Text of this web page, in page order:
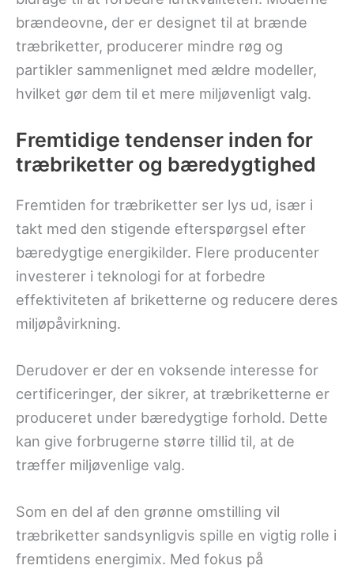
brændeovne, der er designet til at brænde
træbriketter, producerer mindre røg og
partikler sammenlignet med ældre modeller,
hvilket gør dem til et mere miljøvenligt valg.
Fremtidige tendenser inden for
træbriketter og bæredygtighed
Fremtiden for træbriketter ser lys ud, især i
takt med den stigende efterspørgsel efter
bæredygtige energikilder. Flere producenter
investerer i teknologi for at forbedre
effektiviteten af briketterne og reducere deres
miljøpåvirkning.
Derudover er der en voksende interesse for
certificeringer, der sikrer, at træbriketterne er
produceret under bæredygtige forhold. Dette
kan give forbrugerne større tillid til, at de
træffer miljøvenlige valg.
Som en del af den grønne omstilling vil
træbriketter sandsynligvis spille en vigtig rolle i
fremtidens energimix. Med fokus på